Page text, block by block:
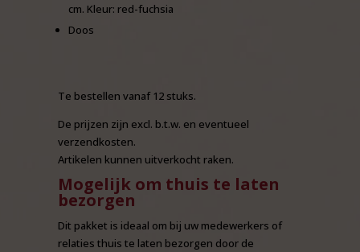
cm. Kleur: red-fuchsia
Doos
Te bestellen vanaf 12 stuks.
De prijzen zijn excl. b.t.w. en eventueel
verzendkosten.
Artikelen kunnen uitverkocht raken.
Mogelijk om thuis te laten
bezorgen
Dit pakket is ideaal om bij uw medewerkers of
relaties thuis te laten bezorgen door de